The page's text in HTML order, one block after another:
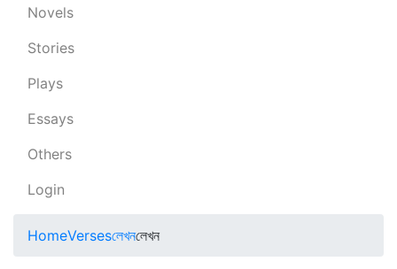
Novels
Stories
Plays
Essays
Others
Login
HomeVersesলেখনলেখন